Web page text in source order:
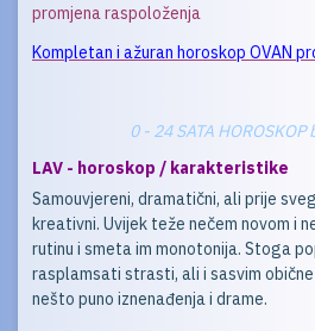
promjena raspoloženja
Kompletan i ažuran horoskop OVAN
0 - 24 SATA HOROSKOP
LAV - horoskop / karakteristike
Samouvjereni, dramatični, ali prije
kreativni. Uvijek teže nečem novom i
rutinu i smeta im monotonija. Stoga
rasplamsati strasti, ali i sasvim
nešto puno iznenađenja i drame.